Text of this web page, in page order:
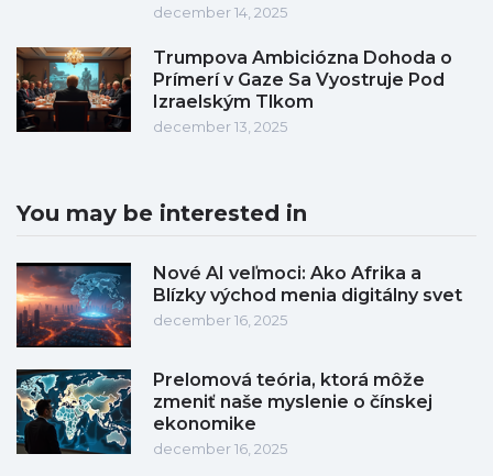
december 14, 2025
Trumpova Ambiciózna Dohoda o
Prímerí v Gaze Sa Vyostruje Pod
Izraelským Tlkom
december 13, 2025
You may be interested in
Nové AI veľmoci: Ako Afrika a
Blízky východ menia digitálny svet
december 16, 2025
Prelomová teória, ktorá môže
zmeniť naše myslenie o čínskej
ekonomike
december 16, 2025